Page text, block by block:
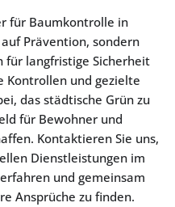
für Baumkontrolle in
Prävention, sondern
für langfristige Sicherheit
Kontrollen und gezielte
das städtische Grün zu
für Bewohner und
Kontaktieren Sie uns,
Dienstleistungen im
und gemeinsam
Ansprüche zu finden.